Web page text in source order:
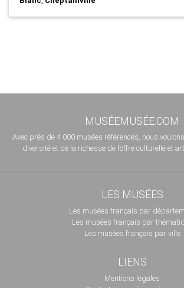
MUSÉEMUSÉE.COM
Avec près de 4 000 musées référencés, nous
diversité et de la richesse de l’offre culturelle et
LES MUSÉES
Les musées français par
Les musées français par
Les musées français par ville
LIENS
Mentions légales